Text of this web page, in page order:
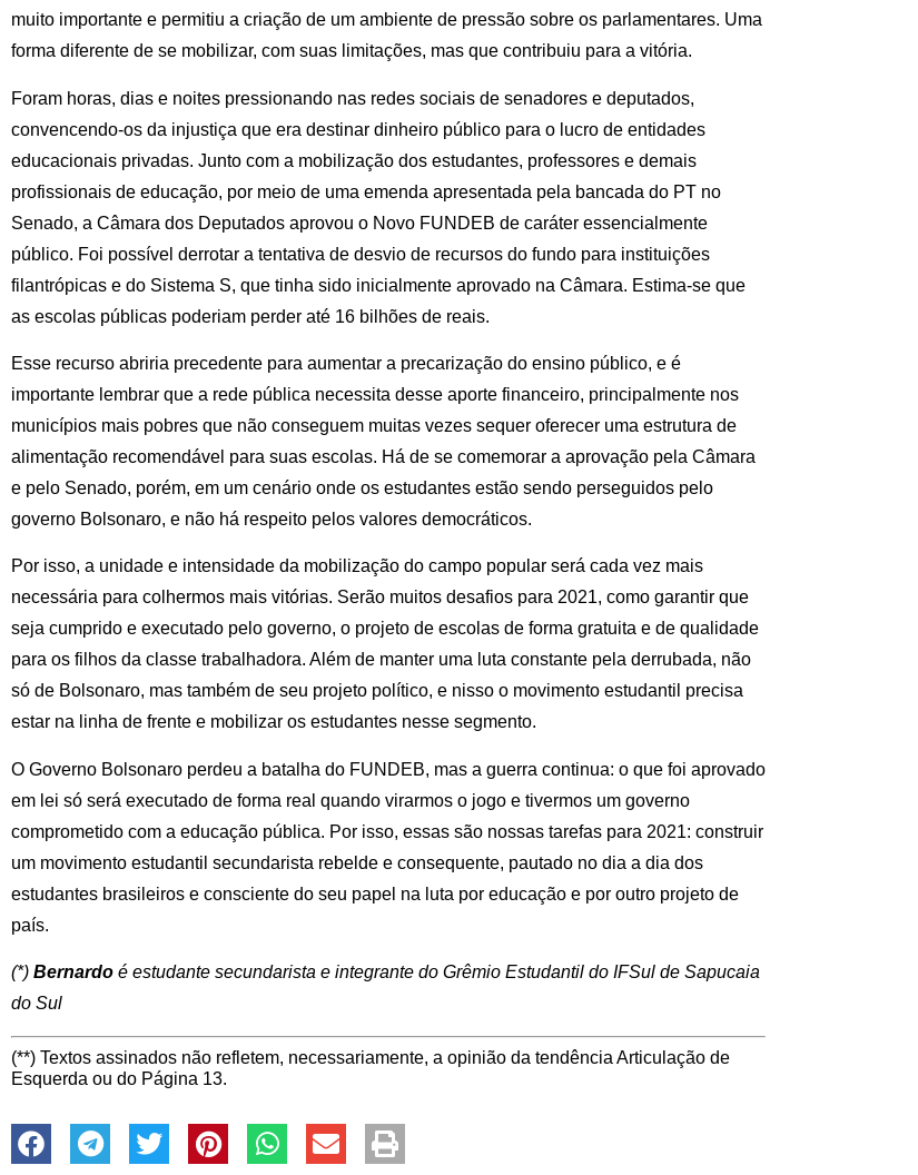
muito importante e permitiu a criação de um ambiente de pressão sobre os parlamentares. Uma
forma diferente de se mobilizar, com suas limitações, mas que contribuiu para a vitória.
Foram horas, dias e noites pressionando nas redes sociais de senadores e deputados,
convencendo-os da injustiça que era destinar dinheiro público para o lucro de entidades
educacionais privadas. Junto com a mobilização dos estudantes, professores e demais
profissionais de educação, por meio de uma emenda apresentada pela bancada do PT no
Senado, a Câmara dos Deputados aprovou o Novo FUNDEB de caráter essencialmente
público. Foi possível derrotar a tentativa de desvio de recursos do fundo para instituições
filantrópicas e do Sistema S, que tinha sido inicialmente aprovado na Câmara. Estima-se que
as escolas públicas poderiam perder até 16 bilhões de reais.
Esse recurso abriria precedente para aumentar a precarização do ensino público, e é
importante lembrar que a rede pública necessita desse aporte financeiro, principalmente nos
municípios mais pobres que não conseguem muitas vezes sequer oferecer uma estrutura de
alimentação recomendável para suas escolas. Há de se comemorar a aprovação pela Câmara
e pelo Senado, porém, em um cenário onde os estudantes estão sendo perseguidos pelo
governo Bolsonaro, e não há respeito pelos valores democráticos.
Por isso, a unidade e intensidade da mobilização do campo popular será cada vez mais
necessária para colhermos mais vitórias. Serão muitos desafios para 2021, como garantir que
seja cumprido e executado pelo governo, o projeto de escolas de forma gratuita e de qualidade
para os filhos da classe trabalhadora. Além de manter uma luta constante pela derrubada, não
só de Bolsonaro, mas também de seu projeto político, e nisso o movimento estudantil precisa
estar na linha de frente e mobilizar os estudantes nesse segmento.
O Governo Bolsonaro perdeu a batalha do FUNDEB, mas a guerra continua: o que foi aprovado
em lei só será executado de forma real quando virarmos o jogo e tivermos um governo
comprometido com a educação pública. Por isso, essas são nossas tarefas para 2021: construir
um movimento estudantil secundarista rebelde e consequente, pautado no dia a dia dos
estudantes brasileiros e consciente do seu papel na luta por educação e por outro projeto de
país.
(*) Bernardo é estudante secundarista e integrante do Grêmio Estudantil do IFSul de Sapucaia
do Sul
(**) Textos assinados não refletem, necessariamente, a opinião da tendência Articulação de
Esquerda ou do Página 13.